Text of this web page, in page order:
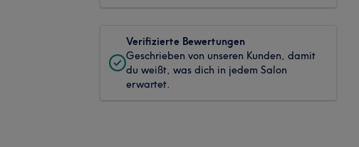
Verifizierte Bewertungen
Geschrieben von unseren Kunden, damit
du weißt, was dich in jedem Salon
erwartet.